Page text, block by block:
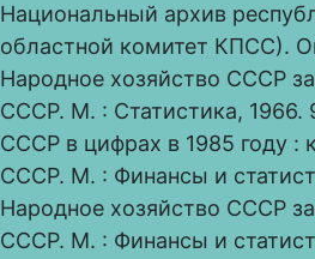
Национальный архив
областной комитет КПСС).
Народное хозяйство СССР
СССР. М. : Статистика, 1966.
СССР в цифрах в 1985 году :
СССР. М. : Финансы и
Народное хозяйство СССР
СССР. М. : Финансы и